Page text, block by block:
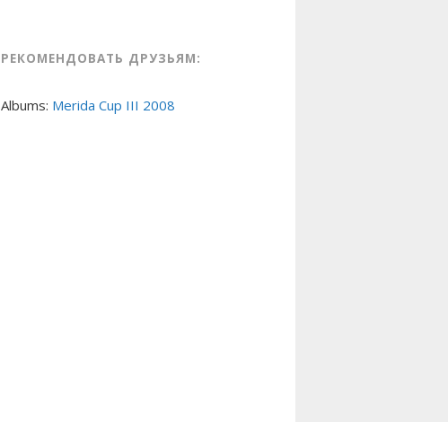
РЕКОМЕНДОВАТЬ ДРУЗЬЯМ:
Albums: Merida Cup III 2008